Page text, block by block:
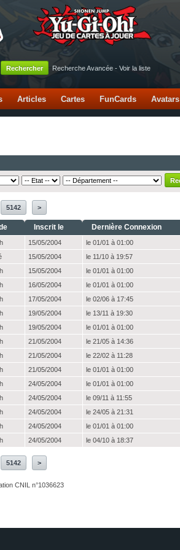
Recherche Avancée - Voir la liste
Articles Cartes FunCards Avatars
5142 >
Inscrit le Dernière Connexion
15/05/2004 le 01/01 à 01:00
15/05/2004 le 11/10 à 19:57
15/05/2004 le 01/01 à 01:00
16/05/2004 le 01/01 à 01:00
17/05/2004 le 02/06 à 17:45
19/05/2004 le 13/11 à 19:30
19/05/2004 le 01/01 à 01:00
21/05/2004 le 21/05 à 14:36
21/05/2004 le 22/02 à 11:28
21/05/2004 le 01/01 à 01:00
24/05/2004 le 01/01 à 01:00
24/05/2004 le 09/11 à 11:55
24/05/2004 le 24/05 à 21:31
24/05/2004 le 01/01 à 01:00
24/05/2004 le 04/10 à 18:37
5142 >
CNIL n°1036623